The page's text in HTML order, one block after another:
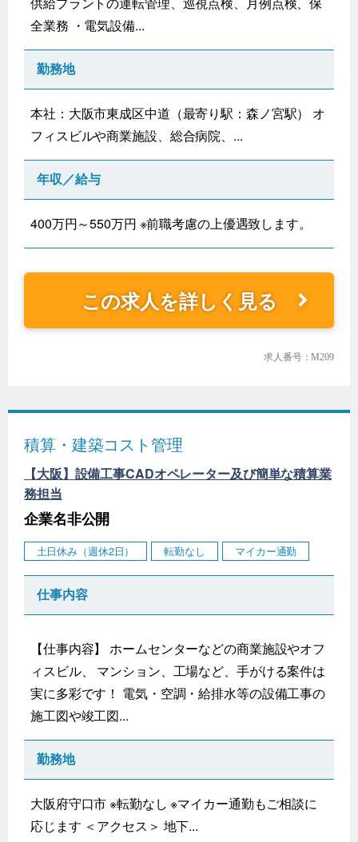
全業務 ・電気設備...
勤務地
本社：大阪市東成区中道（最寄り駅：森ノ宮駅） オ
フィスビルや商業施設、総合病院、...
年収／給与
400万円～550万円 ※前職考慮の上優遇致します。
この求人を詳しく見る
求人番号：M209
積算・建築コスト管理
【大阪】設備工事CADオペレーター及び簡単な積算業
務担当
企業名非公開
土日休み（週休2日） 転勤なし マイカー通勤
仕事内容
【仕事内容】 ホームセンターなどの商業施設やオフ
ィスビル、 マンション、工場など、手がける案件は
実に多彩です！ 電気・空調・給排水等の設備工事の
施工図や竣工図...
勤務地
大阪府守口市 ※転勤なし ※マイカー通勤もご相談に
応じます ＜アクセス＞ 地下...